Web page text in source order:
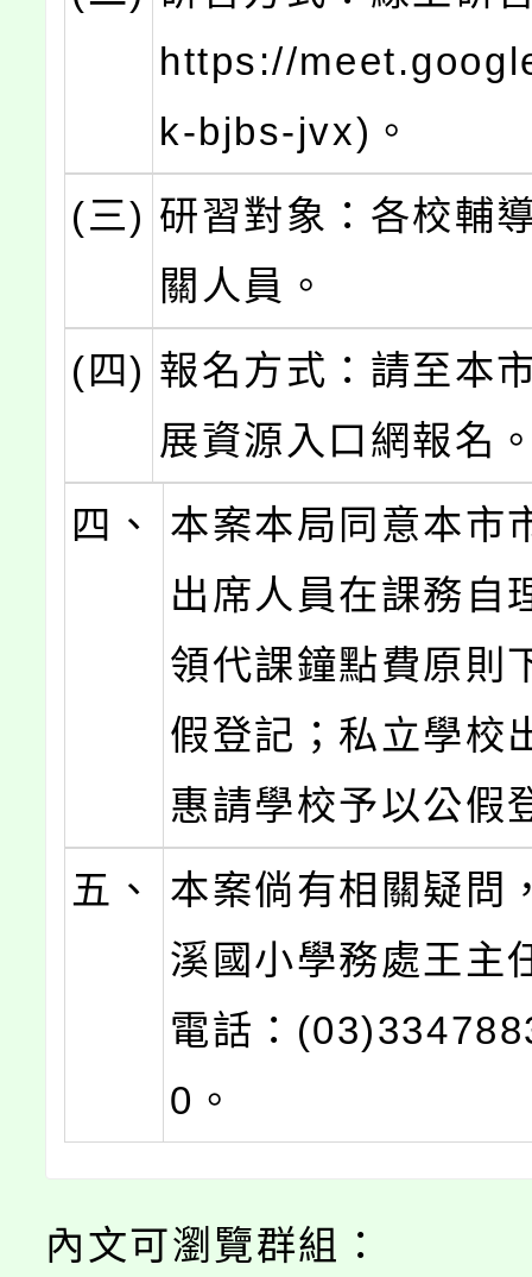
https://
k-bjbs-jvx)。
(三) 研習對象：各校輔
關人員。
(四) 報名方式：請至本
展資源入口網報名
四、
本案本局同意本市
出席人員在課務自
領代課鐘點費原則
假登記；私立學校
惠請學校予以公假
五、
本案倘有相關疑問
溪國小學務處王主
電話：
0。
內文可瀏覽群組：